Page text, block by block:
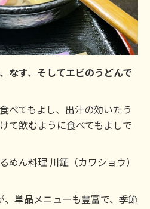
なす、そしてエビのうどんで
べてもよし、出汁の効いたう
て飲むように食べてもよしで
めん料理 川鉦（カワショウ）
単品メニューも豊富で、季節